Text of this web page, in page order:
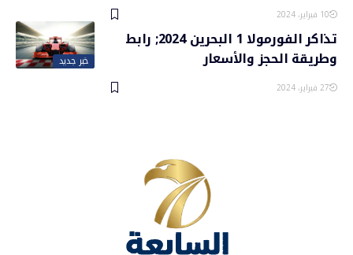
10 فبراير، 2024
خبر جديد
تذاكر الفورمولا 1 البحرين 2024; رابط
وطريقة الحجز والأسعار
27 فبراير، 2024